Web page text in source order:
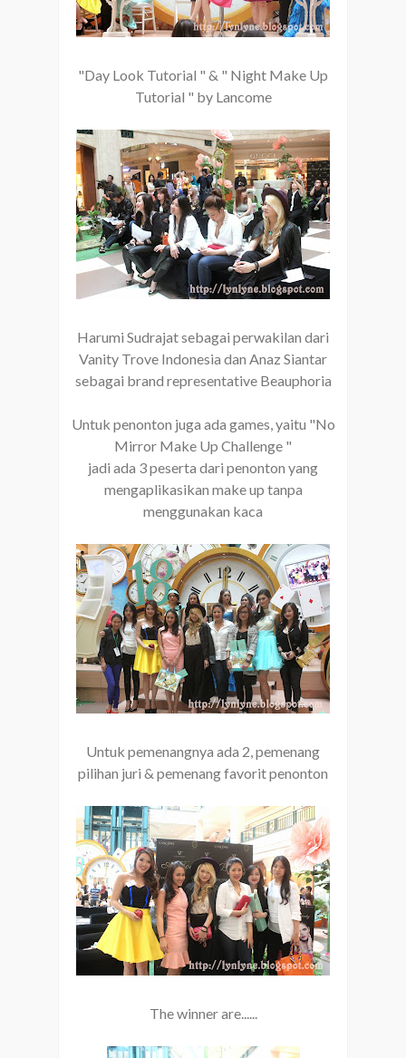
"Day Look Tutorial " & " Night Make Up
Tutorial " by Lancome
Harumi Sudrajat sebagai perwakilan dari
Vanity Trove Indonesia dan Anaz Siantar
sebagai brand representative Beauphoria
Untuk penonton juga ada games, yaitu "No
Mirror Make Up Challenge "
jadi ada 3 peserta dari penonton yang
mengaplikasikan make up tanpa
menggunakan kaca
Untuk pemenangnya ada 2, pemenang
pilihan juri & pemenang favorit penonton
The winner are......